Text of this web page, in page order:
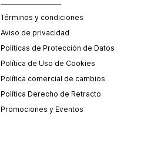
Términos y condiciones
Aviso de privacidad
Políticas de Protección de Datos
Política de Uso de Cookies
Política comercial de cambios
Política Derecho de Retracto
Promociones y Eventos